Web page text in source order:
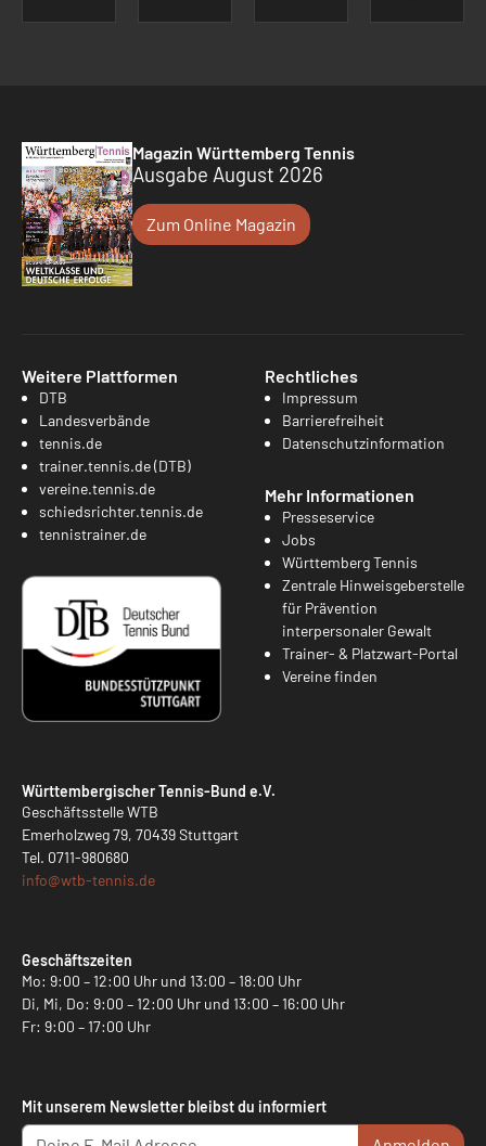
Magazin Württemberg Tennis
Ausgabe August 2026
Zum Online Magazin
Weitere Plattformen
DTB
Landesverbände
tennis.de
trainer.tennis.de (DTB)
vereine.tennis.de
schiedsrichter.tennis.de
tennistrainer.de
Rechtliches
Impressum
Barrierefreiheit
Datenschutzinformation
Mehr Informationen
Presseservice
Jobs
Württemberg Tennis
Zentrale Hinweisgeberstelle
für Prävention
interpersonaler Gewalt
Trainer- & Platzwart-Portal
Vereine finden
Württembergischer Tennis-Bund e.V.
Geschäftsstelle WTB
Emerholzweg 79, 70439 Stuttgart
Tel. 0711-980680
info@wtb-tennis.de
Geschäftszeiten
Mo: 9:00 – 12:00 Uhr und 13:00 – 18:00 Uhr
Di, Mi, Do: 9:00 – 12:00 Uhr und 13:00 – 16:00 Uhr
Fr: 9:00 – 17:00 Uhr
Mit unserem Newsletter bleibst du informiert